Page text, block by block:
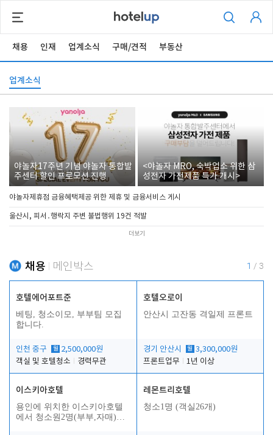
채용 인재 업계소식 구매/견적 부동산
업계소식
야놀자17주년 기념 야놀자 통합발
주센터 할인 프로모션 진행
<야놀자 MRO, 숙박업소 위한 삼
성전자 가전제품 특가 개시>
야놀자제휴점 금융혜택제공 위한 제휴 및 금융서비스 게시
울산시, 피서․행락지 주변 불법행위 19건 적발
더보기
채용 메인박스 1 / 3
호텔에어포트준
베팅, 청소이모, 부부팀 모집
합니다.
인천 중구 월 2,500,000원
객실 및 호텔청소
경력무관
호텔오로이
안산시 고잔동 격일제 프론트
경기 안산시 월 3,300,000원
프론트업무
1년 이상
이스키아호텔
용인에 위치한 이스키아호텔
에서 청소원2명(부부,자매)을
레몬트리호텔
청소1명 (객실26개)